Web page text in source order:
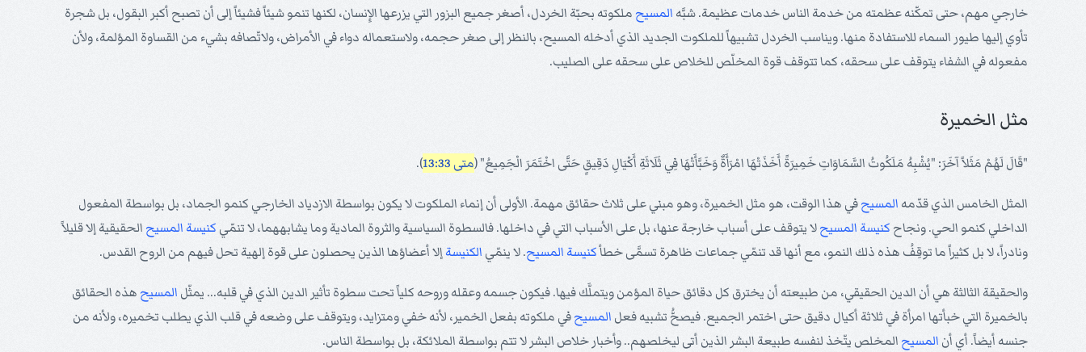
خارجي مهم، حتى تمكّنه عظمته من خدمة الناس خدمات عظيمة. شبَّه المسيح ملكوته بحبّة الخردل، أصغر جميع البزور التي يزرعها الإِنسان، لكنها تنمو شيئاً فشيئاً إلى أن تصبح أكبر البقول، بل شجرة
تأوي إليها طيور السماء للاستفادة منها. ويناسب الخردل تشبيهاً للملكوت الجديد الذي أدخله المسيح، بالنظر إلى صغر حجمه، ولاستعماله دواء في الأمراض، ولاتّصافه بشيء من القساوة المؤلمة، ولأن
مفعوله في الشفاء يتوقف على سحقه، كما تتوقف قوة المخلّص للخلاص على سحقه على الصليب.
مثل الخميرة
"قَالَ لَهُمْ مَثَلاً آخَرَ: "يُشْبِهُ مَلَكُوتُ السَّمَاوَاتِ خَمِيرَةً أَخَذَتْهَا امْرَأَةٌ وَخَبَّأَتْهَا فِي ثَلَاثَةِ أَكْيَالِ دَقِيقٍ حَتَّى اخْتَمَرَ الْجَمِيعُ" (متى 13:33 ).
المثل الخامس الذي قدّمه المسيحفي هذا الوقت، هو مثل الخميرة، وهو مبني على ثلاث حقائق مهمة. الأولى أن إنماء الملكوت لا يكون بواسطة الازدياد الخارجي كنمو الجماد، بل بواسطة المفعول
الداخلي كنمو الحي. ونجاح كنيسة المسيحلا يتوقف على أسباب خارجة عنها، بل على الأسباب التي في داخلها. فالسطوة السياسية والثروة المادية وما يشابههما، لا تنمّي كنيسة المسيح الحقيقية إلا قليلاً
ونادراً، لا بل كثيراً ما توقِفُ هذه ذلك النمو، مع أنها قد تنمّي جماعات ظاهرة تسمَّى خطأكنيسة المسيح. لا ينمّي الكنيسةإلا أعضاؤها الذين يحصلون على قوة إلهية تحل فيهم من الروح القدس.
والحقيقة الثالثة هي أن الدين الحقيقي، من طبيعته أن يخترق كل دقائق حياة المؤمن ويتملَّك فيها. فيكون جسمه وعقله وروحه كلياً تحت سطوة تأثير الدين الذي في قلبه... يمثّل المسيح هذه الحقائق
بالخميرة التي خبأتها امرأة في ثلاثة أكيال دقيق حتى اختمر الجميع. فيصحُّ تشبيه فعل المسيحفي ملكوته بفعل الخمير، لأنه خفي ومتزايد، ويتوقف على وضعه في قلب الذي يطلب تخميره، ولأنه من
جنسه أيضاً. أي أن المسيح المخلص يتّخذ لنفسه طبيعة البشر الذين أتى ليخلصهم.. وأخبار خلاص البشر لا تتم بواسطة الملائكة، بل بواسطة الناس.